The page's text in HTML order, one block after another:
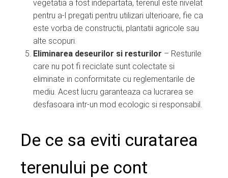
vegetatia a fost indepartata, terenul este nivelat
pentru a-l pregati pentru utilizari ulterioare, fie ca
este vorba de constructii, plantatii agricole sau
alte scopuri.
Eliminarea deseurilor si resturilor – Resturile
care nu pot fi reciclate sunt colectate si
eliminate in conformitate cu reglementarile de
mediu. Acest lucru garanteaza ca lucrarea se
desfasoara intr-un mod ecologic si responsabil.
De ce sa eviti curatarea
terenului pe cont